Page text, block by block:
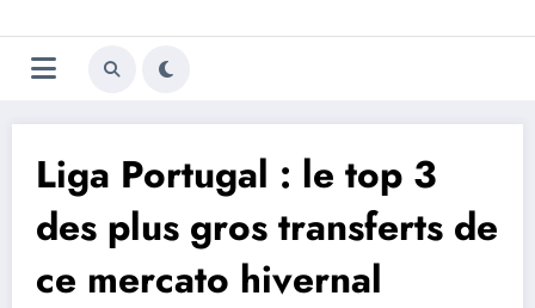
au
contenu
Trivela
L'actualité du football
Liga Portugal : le top 3
des plus gros transferts de
ce mercato hivernal